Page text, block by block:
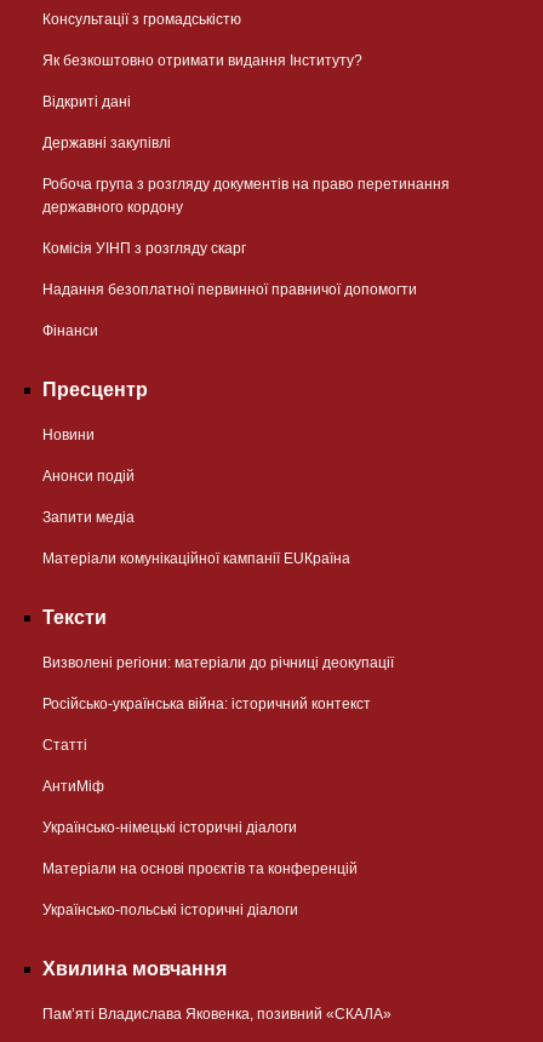
Консультації з громадськістю
Як безкоштовно отримати видання Інституту?
Відкриті дані
Державні закупівлі
Робоча група з розгляду документів на право перетинання
державного кордону
Комісія УІНП з розгляду скарг
Надання безоплатної первинної правничої допомогти
Фінанси
Пресцентр
Новини
Анонси подій
Запити медіа
Матеріали комунікаційної кампанії EUКраїна
Тексти
Визволені регіони: матеріали до річниці деокупації
Російсько-українська війна: історичний контекст
Статті
АнтиМіф
Українсько-німецькі історичні діалоги
Матеріали на основі проєктів та конференцій
Українсько-польські історичні діалоги
Хвилина мовчання
Пам’яті Владислава Яковенка, позивний «СКАЛА»